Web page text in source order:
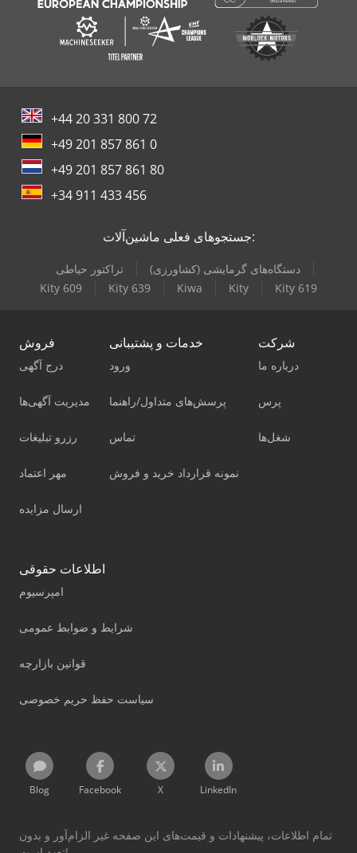
+44 20 331 800 72
+49 201 857 861 0
+49 201 857 861 80
+34 911 433 456
جستجوهای فعلی ماشین‌آلات:
تراکتور حیاطی
دستگاه‌های گرمایشی (کشاورزی)
Kity 609
Kity 639 Kiwa Kity Kity 619
فروش
درج آگهی
مدیریت آگهی‌ها
رزرو تبلیغات
مهر اعتماد
ارسال مزایده
خدمات و پشتیبانی
ورود
پرسش‌های متداول/راهنما
تماس
نمونه قرارداد خرید و فروش
شرکت
درباره ما
پرس
شغل‌ها
اطلاعات حقوقی
امپرسیوم
شرایط و ضوابط عمومی
قوانین بازارچه
سیاست حفظ حریم خصوصی
Blog Facebook X LinkedIn
تمام اطلاعات، پیشنهادات و قیمت‌های این صفحه غیر الزام‌آور و بدون